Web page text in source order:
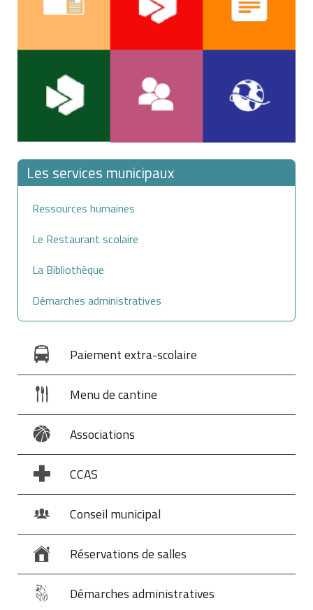
Les services municipaux
Ressources humaines
Le Restaurant scolaire
La Bibliothèque
Démarches administratives
Paiement extra-scolaire
Menu de cantine
Associations
CCAS
Conseil municipal
Réservations de salles
Démarches administratives